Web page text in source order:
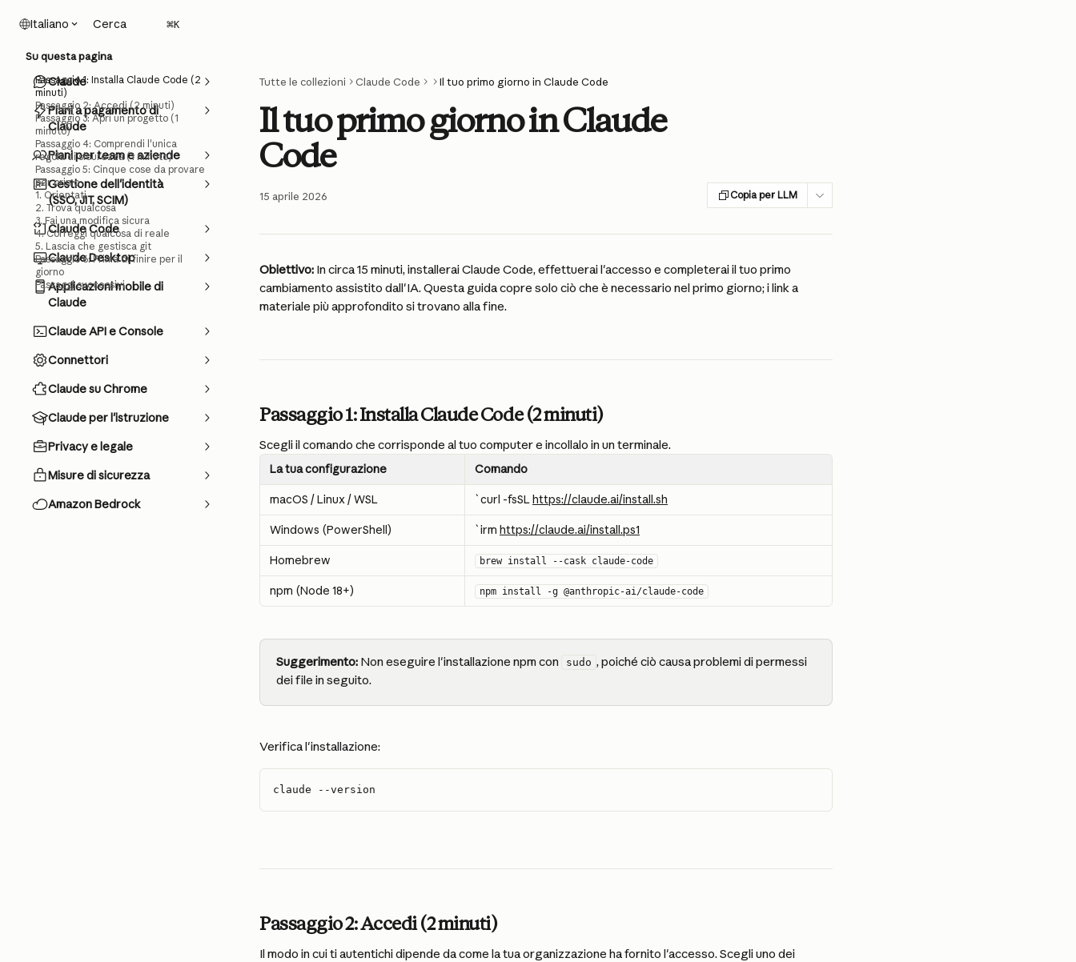
Italiano Cerca ⌘K
Claude
Piani a pagamento di
Claude
Piani per team e aziende
Gestione dell'identità
(SSO, JIT, SCIM)
Claude Code
Claude Desktop
Applicazioni mobile di
Claude
Claude API e Console
Connettori
Claude su Chrome
Claude per l'istruzione
Privacy e legale
Misure di sicurezza
Amazon Bedrock
Tutte le collezioni Claude Code Il tuo primo giorno in Claude Code
Il tuo primo giorno in Claude
Code
15 aprile 2026 Copia per LLM
Obiettivo: In circa 15 minuti, installerai Claude Code, effettuerai l'accesso e completerai il tuo primo
cambiamento assistito dall'IA. Questa guida copre solo ciò che è necessario nel primo giorno; i link a
materiale più approfondito si trovano alla fine.
Passaggio 1: Installa Claude Code (2 minuti)
Scegli il comando che corrisponde al tuo computer e incollalo in un terminale.
La tua configurazione Comando
macOS / Linux / WSL `curl -fsSL https://claude.ai/install.sh
Windows (PowerShell) `irm https://claude.ai/install.ps1
Homebrew brew install --cask claude-code
npm (Node 18+) npm install -g @anthropic-ai/claude-code
Suggerimento: Non eseguire l'installazione npm con sudo , poiché ciò causa problemi di permessi
dei file in seguito.
Verifica l'installazione:
claude --version
Passaggio 2: Accedi (2 minuti)
Il modo in cui ti autentichi dipende da come la tua organizzazione ha fornito l'accesso. Scegli uno dei
Su questa pagina
Passaggio 1: Installa Claude Code (2
minuti)
Passaggio 2: Accedi (2 minuti)
Passaggio 3: Apri un progetto (1
minuto)
Passaggio 4: Comprendi l'unica
regola di sicurezza (1 minuto)
Passaggio 5: Cinque cose da provare
per primo
1. Orientati
2. Trova qualcosa
3. Fai una modifica sicura
4. Correggi qualcosa di reale
5. Lascia che gestisca git
Passaggio 6: Prima di finire per il
giorno
Passaggi successivi